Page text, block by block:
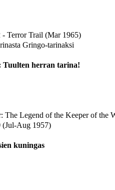
- Terror Trail (Mar 1965)
Gringo-tarinaksi
herran tarina!
The Legend of the Keeper of the
(Jul-Aug 1957)
kuningas